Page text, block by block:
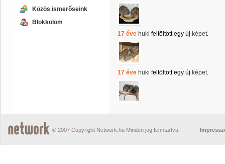
Közös ismerőseink
Blokkolom
17 éve huki feltöltött egy új képet.
17 éve huki feltöltött egy új képet.
© 2007 Copyright Network.hu Minden jog fenntartva.